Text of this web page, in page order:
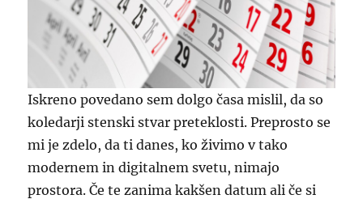
Iskreno povedano sem dolgo časa mislil, da so
koledarji stenski stvar preteklosti. Preprosto se
mi je zdelo, da ti danes, ko živimo v tako
modernem in digitalnem svetu, nimajo
prostora. Če te zanima kakšen datum ali če si